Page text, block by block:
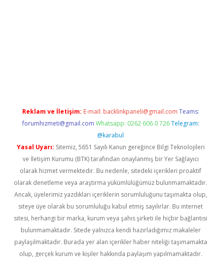
Reklam ve İletişim: E-mail: backlinkpaneli@gmail.com Teams:
forumhizmeti@gmail.com Whatsapp: 0262 606 0 726 Telegram:
@karabul
Yasal Uyarı: Sitemiz, 5651 Sayılı Kanun gereğince Bilgi Teknolojileri
ve İletişim Kurumu (BTK) tarafından onaylanmış bir Yer Sağlayıcı
olarak hizmet vermektedir. Bu nedenle, sitedeki içerikleri proaktif
olarak denetleme veya araştırma yükümlülüğümüz bulunmamaktadır.
Ancak, üyelerimiz yazdıkları içeriklerin sorumluluğunu taşımakta olup,
siteye üye olarak bu sorumluluğu kabul etmiş sayılırlar. Bu internet
sitesi, herhangi bir marka, kurum veya şahıs şirketi ile hiçbir bağlantısı
bulunmamaktadır. Sitede yalnızca kendi hazırladığımız makaleler
paylaşılmaktadır. Burada yer alan içerikler haber niteliği taşımamakta
olup, gerçek kurum ve kişiler hakkında paylaşım yapılmamaktadır.